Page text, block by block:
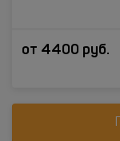
от 4400 руб.